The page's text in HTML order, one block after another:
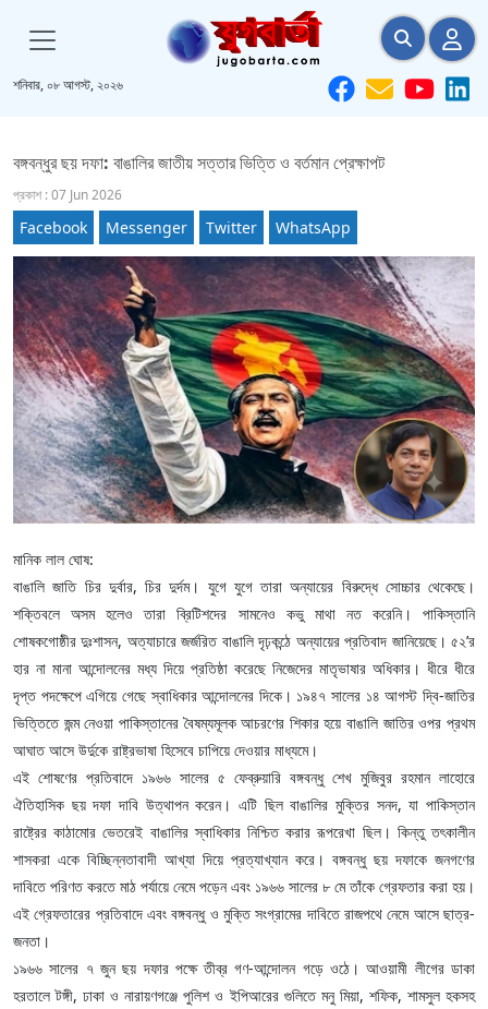
শনিবার, ০৮ আগস্ট, ২০২৬
বঙ্গবন্ধুর ছয় দফা: বাঙালির জাতীয় সত্তার ভিত্তি ও বর্তমান প্রেক্ষাপট
প্রকাশ : 07 Jun 2026
Facebook Messenger Twitter WhatsApp
মানিক লাল ঘোষ:
​বাঙালি জাতি চির দুর্বার, চির দুর্দম। যুগে যুগে তারা অন্যায়ের বিরুদ্ধে সোচ্চার থেকেছে।
শক্তিবলে অসম হলেও তারা ব্রিটিশদের সামনেও কভু মাথা নত করেনি। পাকিস্তানি
শোষকগোষ্ঠীর দুঃশাসন, অত্যাচারে জর্জরিত বাঙালি দৃঢ়কন্ঠে অন্যায়ের প্রতিবাদ জানিয়েছে। ৫২’র
হার না মানা আন্দোলনের মধ্য দিয়ে প্রতিষ্ঠা করেছে নিজেদের মাতৃভাষার অধিকার। ধীরে ধীরে
দৃপ্ত পদক্ষেপে এগিয়ে গেছে স্বাধিকার আন্দোলনের দিকে। ১৯৪৭ সালের ১৪ আগস্ট দ্বি-জাতির
ভিত্তিতে জন্ম নেওয়া পাকিস্তানের বৈষম্যমূলক আচরণের শিকার হয়ে বাঙালি জাতির ওপর প্রথম
আঘাত আসে উর্দুকে রাষ্ট্রভাষা হিসেবে চাপিয়ে দেওয়ার মাধ্যমে।
​এই শোষণের প্রতিবাদে ১৯৬৬ সালের ৫ ফেব্রুয়ারি বঙ্গবন্ধু শেখ মুজিবুর রহমান লাহোরে
ঐতিহাসিক ছয় দফা দাবি উত্থাপন করেন। এটি ছিল বাঙালির মুক্তির সনদ, যা পাকিস্তান
রাষ্ট্রের কাঠামোর ভেতরেই বাঙালির স্বাধিকার নিশ্চিত করার রূপরেখা ছিল। কিন্তু তৎকালীন
শাসকরা একে বিচ্ছিন্নতাবাদী আখ্যা দিয়ে প্রত্যাখ্যান করে। বঙ্গবন্ধু ছয় দফাকে জনগণের
দাবিতে পরিণত করতে মাঠ পর্যায়ে নেমে পড়েন এবং ১৯৬৬ সালের ৮ মে তাঁকে গ্রেফতার করা হয়।
এই গ্রেফতারের প্রতিবাদে এবং বঙ্গবন্ধু ও মুক্তি সংগ্রামের দাবিতে রাজপথে নেমে আসে ছাত্র-
জনতা।
​১৯৬৬ সালের ৭ জুন ছয় দফার পক্ষে তীব্র গণ-আন্দোলন গড়ে ওঠে। আওয়ামী লীগের ডাকা
হরতালে টঙ্গী, ঢাকা ও নারায়ণগঞ্জে পুলিশ ও ইপিআরের গুলিতে মনু মিয়া, শফিক, শামসুল হকসহ